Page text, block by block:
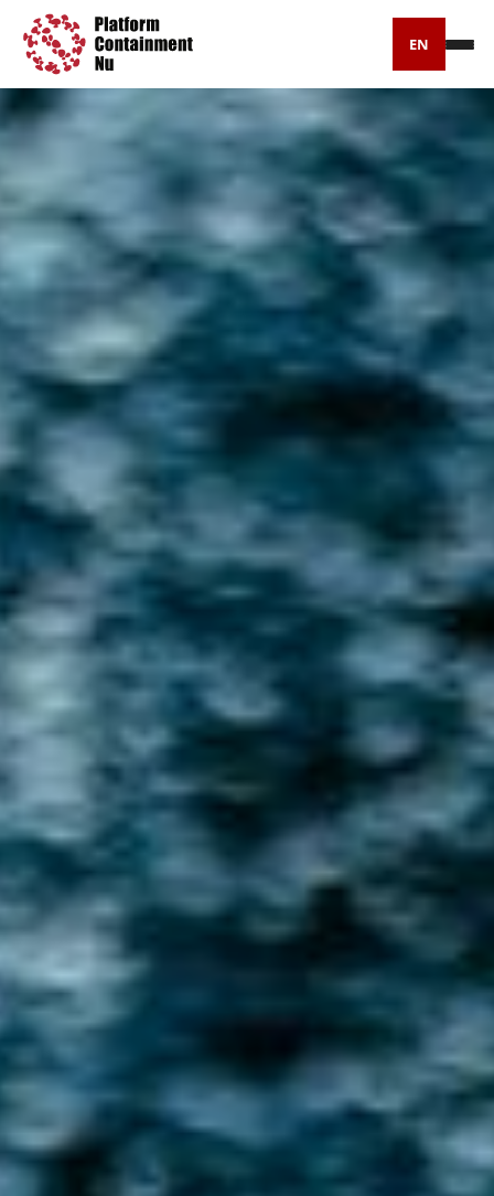
Petitie
Pers
Over ons
EN